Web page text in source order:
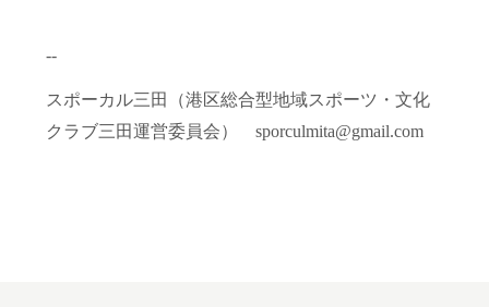
--
スポーカル三田（港区総合型地域スポーツ・文化
クラブ三田運営委員会） sporculmita@gmail.com